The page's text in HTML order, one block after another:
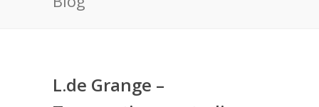
L.de Grange –